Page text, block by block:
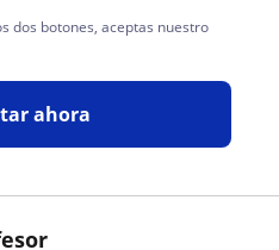
dos botones, aceptas nuestro
ahora